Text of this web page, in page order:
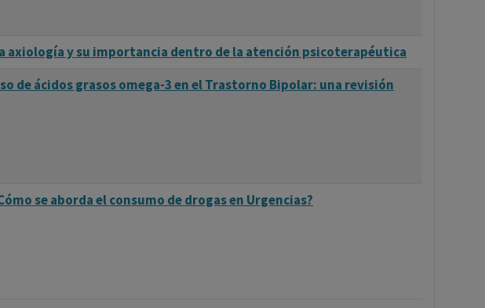
axiología y su importancia dentro de la atención psicoterapéutica
de ácidos grasos omega-3 en el Trastorno Bipolar: una revisión
se aborda el consumo de drogas en Urgencias?